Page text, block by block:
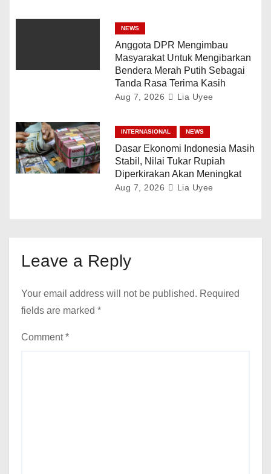
NEWS
Anggota DPR Mengimbau
Masyarakat Untuk Mengibarkan
Bendera Merah Putih Sebagai
Tanda Rasa Terima Kasih
Aug 7, 2026 Lia Uyee
INTERNASIONAL NEWS
Dasar Ekonomi Indonesia Masih
Stabil, Nilai Tukar Rupiah
Diperkirakan Akan Meningkat
Aug 7, 2026 Lia Uyee
Leave a Reply
Your email address will not be published. Required
fields are marked *
Comment*